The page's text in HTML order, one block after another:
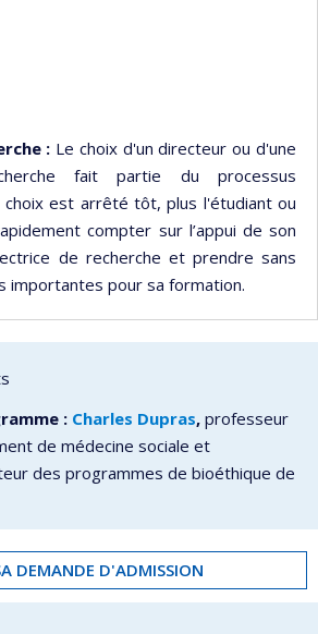
: Le choix d'un directeur ou d'une
fait partie du processus
choix est arrêté tôt, plus l'étudiant ou
compter sur l’appui de son
de recherche et prendre sans
importantes pour sa formation.
: Charles Dupras, professeur
de médecine sociale et
des programmes de bioéthique de
DEMANDE D'ADMISSION